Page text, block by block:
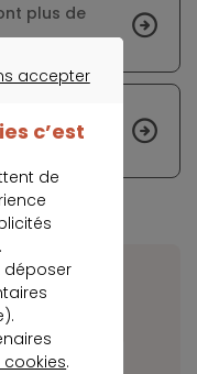
plus de
s’associent
accepter
c’est
de
déposer
.